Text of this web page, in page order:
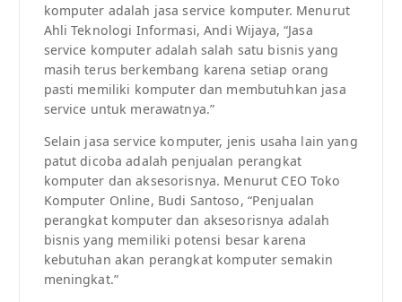
komputer adalah jasa service komputer. Menurut
Ahli Teknologi Informasi, Andi Wijaya, “Jasa
service komputer adalah salah satu bisnis yang
masih terus berkembang karena setiap orang
pasti memiliki komputer dan membutuhkan jasa
service untuk merawatnya.”
Selain jasa service komputer, jenis usaha lain yang
patut dicoba adalah penjualan perangkat
komputer dan aksesorisnya. Menurut CEO Toko
Komputer Online, Budi Santoso, “Penjualan
perangkat komputer dan aksesorisnya adalah
bisnis yang memiliki potensi besar karena
kebutuhan akan perangkat komputer semakin
meningkat.”